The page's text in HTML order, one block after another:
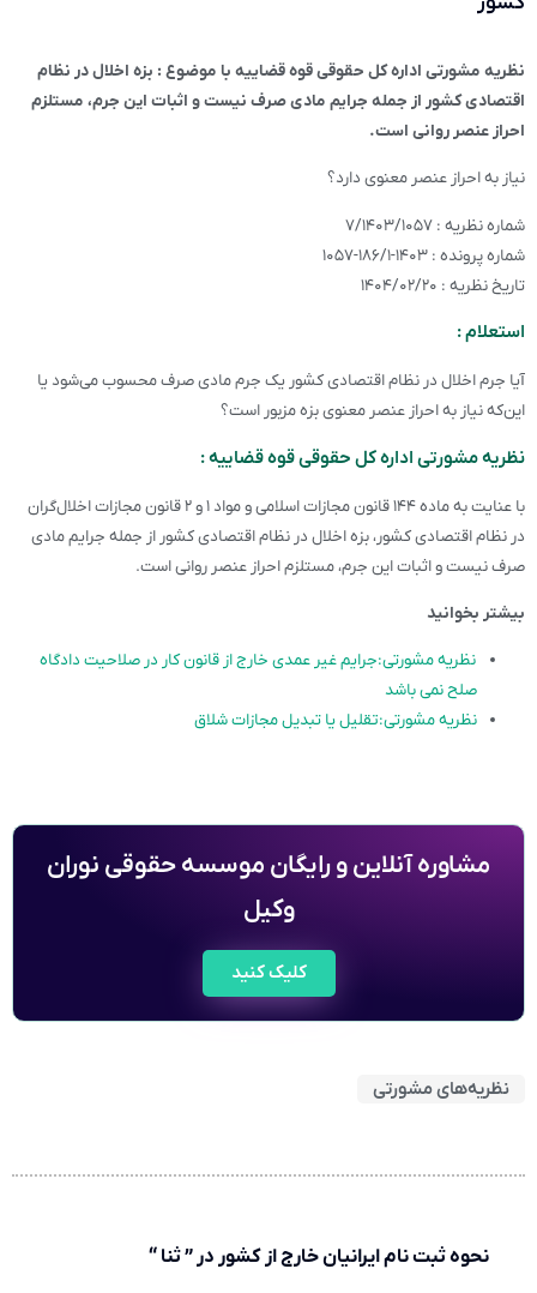
نظریه مشورتی اداره کل حقوقی قوه قضاییه با موضوع : بزه اخلال در نظام
اقتصادی کشور از جمله جرایم مادی صرف نیست و اثبات این جرم، مستلزم
احراز عنصر روانی است.
نیاز به احراز عنصر معنوی دارد؟
شماره نظریه : ۷/۱۴۰۳/۱۰۵۷
شماره پرونده : ۱۴۰۳-۱۸۶/۱-۱۰۵۷
تاریخ نظریه : ۱۴۰۴/۰۲/۲۰
استعلام :
آیا جرم اخلال در نظام اقتصادی کشور یک جرم مادی صرف محسوب می‌شود یا
این‌که نیاز به احراز عنصر معنوی بزه مزبور است؟
نظریه مشورتی اداره کل حقوقی قوه قضاییه :
با عنایت به ماده ۱۴۴ قانون مجازات اسلامی و مواد ۱ و ۲ قانون مجازات اخلال‌گران
در نظام اقتصادی کشور، بزه اخلال در نظام اقتصادی کشور از جمله جرایم مادی
صرف نیست و اثبات این جرم، مستلزم احراز عنصر روانی است.
بیشتر بخوانید
نظریه مشورتی:جرایم غیر عمدی خارج از قانون کار در صلاحیت دادگاه
صلح نمی باشد
نظریه مشورتی:تقلیل یا تبدیل مجازات شلاق
مشاوره آنلاین و رایگان موسسه حقوقی نوران
وکیل
کلیک کنید
نظریه‌های مشورتی
نحوه ثبت نام ایرانیان خارج از کشور در ” ثنا “